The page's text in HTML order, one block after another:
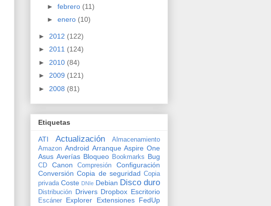
► febrero (11)
► enero (10)
► 2012 (122)
► 2011 (124)
► 2010 (84)
► 2009 (121)
► 2008 (81)
Etiquetas
ATI Actualización
Almacenamiento
Amazon Android Arranque Aspire One
Asus Averías Bloqueo Bookmarks Bug
CD Canon Compresión
Configuración
Conversión Copia de seguridad Copia
privada Coste DNIe Debian Disco duro
Distribución Drivers Dropbox Escritorio
Escáner Explorer Extensiones FedUp